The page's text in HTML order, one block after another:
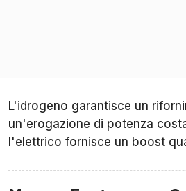
L'idrogeno garantisce un
un'erogazione di potenza
l'elettrico fornisce un boost